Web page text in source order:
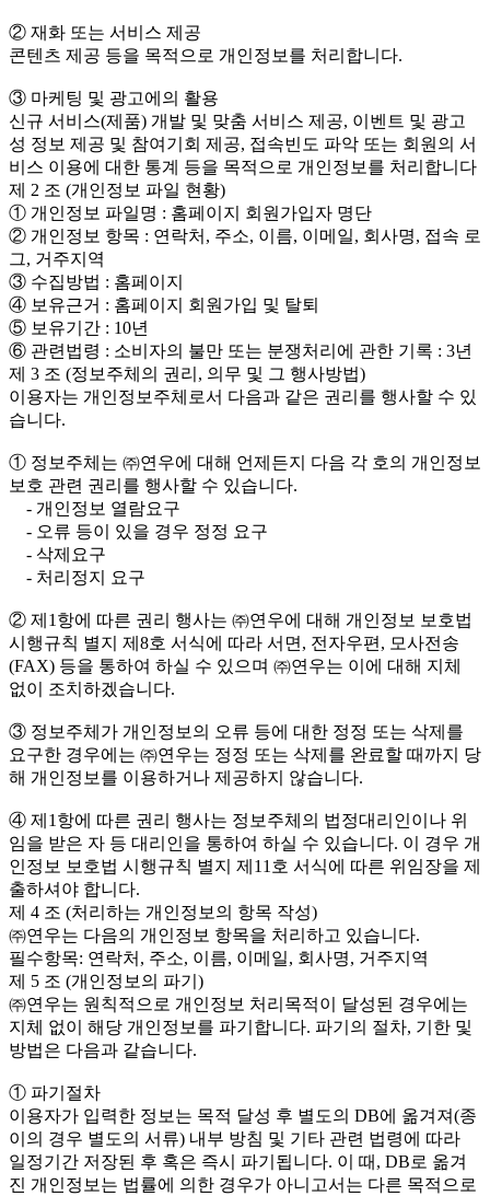
② 재화 또는 서비스 제공
콘텐츠 제공 등을 목적으로 개인정보를 처리합니다.
③ 마케팅 및 광고에의 활용
신규 서비스(제품) 개발 및 맞춤 서비스 제공, 이벤트 및 광고
성 정보 제공 및 참여기회 제공, 접속빈도 파악 또는 회원의 서
비스 이용에 대한 통계 등을 목적으로 개인정보를 처리합니다
제 2 조 (개인정보 파일 현황)
① 개인정보 파일명 : 홈페이지 회원가입자 명단
② 개인정보 항목 : 연락처, 주소, 이름, 이메일, 회사명, 접속 로
그, 거주지역
③ 수집방법 : 홈페이지
④ 보유근거 : 홈페이지 회원가입 및 탈퇴
⑤ 보유기간 : 10년
⑥ 관련법령 : 소비자의 불만 또는 분쟁처리에 관한 기록 : 3년
제 3 조 (정보주체의 권리, 의무 및 그 행사방법)
이용자는 개인정보주체로서 다음과 같은 권리를 행사할 수 있
습니다.
① 정보주체는 ㈜연우에 대해 언제든지 다음 각 호의 개인정보
보호 관련 권리를 행사할 수 있습니다.
- 개인정보 열람요구
- 오류 등이 있을 경우 정정 요구
- 삭제요구
- 처리정지 요구
② 제1항에 따른 권리 행사는 ㈜연우에 대해 개인정보 보호법
시행규칙 별지 제8호 서식에 따라 서면, 전자우편, 모사전송
(FAX) 등을 통하여 하실 수 있으며 ㈜연우는 이에 대해 지체
없이 조치하겠습니다.
③ 정보주체가 개인정보의 오류 등에 대한 정정 또는 삭제를
요구한 경우에는 ㈜연우는 정정 또는 삭제를 완료할 때까지 당
해 개인정보를 이용하거나 제공하지 않습니다.
④ 제1항에 따른 권리 행사는 정보주체의 법정대리인이나 위
임을 받은 자 등 대리인을 통하여 하실 수 있습니다. 이 경우 개
인정보 보호법 시행규칙 별지 제11호 서식에 따른 위임장을 제
출하셔야 합니다.
제 4 조 (처리하는 개인정보의 항목 작성)
㈜연우는 다음의 개인정보 항목을 처리하고 있습니다.
필수항목: 연락처, 주소, 이름, 이메일, 회사명, 거주지역
제 5 조 (개인정보의 파기)
㈜연우는 원칙적으로 개인정보 처리목적이 달성된 경우에는
지체 없이 해당 개인정보를 파기합니다. 파기의 절차, 기한 및
방법은 다음과 같습니다.
① 파기절차
이용자가 입력한 정보는 목적 달성 후 별도의 DB에 옮겨져(종
이의 경우 별도의 서류) 내부 방침 및 기타 관련 법령에 따라
일정기간 저장된 후 혹은 즉시 파기됩니다. 이 때, DB로 옮겨
진 개인정보는 법률에 의한 경우가 아니고서는 다른 목적으로